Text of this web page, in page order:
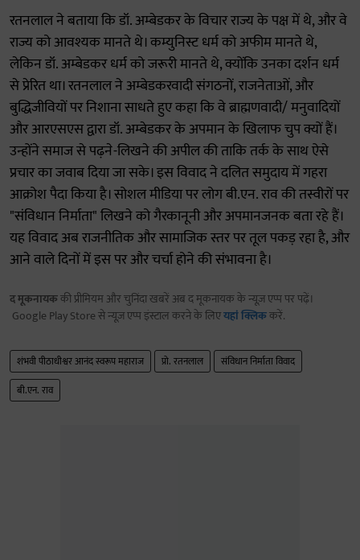
रतनलाल ने बताया कि डॉ. अम्बेडकर के विचार राज्य के पक्ष में थे, और वे
राज्य को आवश्यक मानते थे। कम्युनिस्ट धर्म को अफीम मानते थे,
लेकिन डॉ. अम्बेडकर धर्म को जरूरी मानते थे, क्योंकि उनका दर्शन धर्म
से प्रेरित था। रतनलाल ने अम्बेडकरवादी संगठनों, राजनेताओं, और
बुद्धिजीवियों पर निशाना साधते हुए कहा कि वे ब्राह्मणवादी/ मनुवादियों
और आरएसएस द्वारा डॉ. अम्बेडकर के अपमान के खिलाफ चुप क्यों हैं।
उन्होंने समाज से पढ़ने-लिखने की अपील की ताकि तर्क के साथ ऐसे
प्रचार का जवाब दिया जा सके। इस विवाद ने दलित समुदाय में गहरा
आक्रोश पैदा किया है। सोशल मीडिया पर लोग बी.एन. राव की तस्वीरों पर
"संविधान निर्माता" लिखने को गैरकानूनी और अपमानजनक बता रहे हैं।
यह विवाद अब राजनीतिक और सामाजिक स्तर पर तूल पकड़ रहा है, और
आने वाले दिनों में इस पर और चर्चा होने की संभावना है।
द मूकनायककी प्रीमियम और चुनिंदा खबरें अब द मूकनायक के न्यूज़ एप्प पर पढ़ें।
Google Play Store से न्यूज़ एप्प इंस्टाल करने के लिएयहां क्लिककरें.
शंभवी पीठाधीश्वर आनंद स्वरूप महाराज प्रो. रतनलाल
संविधान निर्माता विवाद
बी.एन. राव